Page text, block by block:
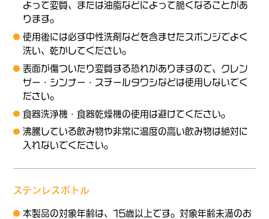
よって変質、または油脂などによって脆くなることがあ
ります。
使用後には必ず中性洗剤などを含ませたスポンジでよく
洗い、乾かしてください。
表面が傷ついたり変質する恐れがありますので、クレン
ザー・シンナー・スチールタワシなどは使用しないでく
ださい。
食器洗浄機・食器乾燥機の使用は避けてください。
沸騰している飲み物や非常に温度の高い飲み物は絶対に
入れないでください。
ステンレスボトル
本製品の対象年齢は、15歳以上です。対象年齢未満のお